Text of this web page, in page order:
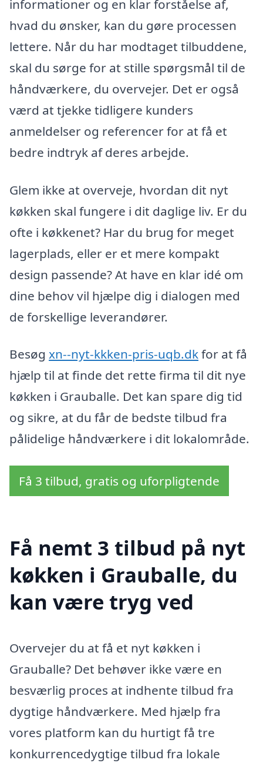
informationer og en klar forståelse af,
hvad du ønsker, kan du gøre processen
lettere. Når du har modtaget tilbuddene,
skal du sørge for at stille spørgsmål til de
håndværkere, du overvejer. Det er også
værd at tjekke tidligere kunders
anmeldelser og referencer for at få et
bedre indtryk af deres arbejde.
Glem ikke at overveje, hvordan dit nyt
køkken skal fungere i dit daglige liv. Er du
ofte i køkkenet? Har du brug for meget
lagerplads, eller er et mere kompakt
design passende? At have en klar idé om
dine behov vil hjælpe dig i dialogen med
de forskellige leverandører.
Besøg xn--nyt-kkken-pris-uqb.dkfor at få
hjælp til at finde det rette firma til dit nye
køkken i Grauballe. Det kan spare dig tid
og sikre, at du får de bedste tilbud fra
pålidelige håndværkere i dit lokalområde.
Få 3 tilbud, gratis og uforpligtende
Få nemt 3 tilbud på nyt
køkken i Grauballe, du
kan være tryg ved
Overvejer du at få et nyt køkken i
Grauballe? Det behøver ikke være en
besværlig proces at indhente tilbud fra
dygtige håndværkere. Med hjælp fra
vores platform kan du hurtigt få tre
konkurrencedygtige tilbud fra lokale